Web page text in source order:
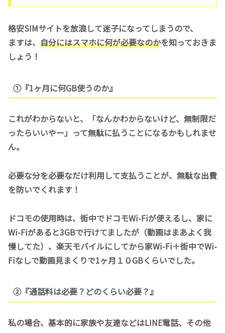
格安SIMサイトを放浪して迷子になってしまうので、
ますは、 自分にはスマホに何が必要なのかを知っておきま
しょう！
①『1ヶ月に何GB使うのか』
これがわからないと、「なんかわからないけど、無制限だ
ったらいいやー」って無駄に払うことになるかもしれませ
ん。
必要な分を必要なだけ利用して支払うことが、無駄な出費
を防いでくれます！
ドコモの使用時は、街中でドコモWi-Fiが使えるし、家に
Wi-Fiがあると3GBで行けてましたが（動画はまあよく我
慢してた）、楽天モバイルにしてから家Wi-Fi＋街中でWi-
Fiなしで動画見まくりで1ヶ月１０GBくらいでした。
②『通話料は必要？どのくらい必要？』
私の場合、基本的に家族や友達などはLINE電話、その他